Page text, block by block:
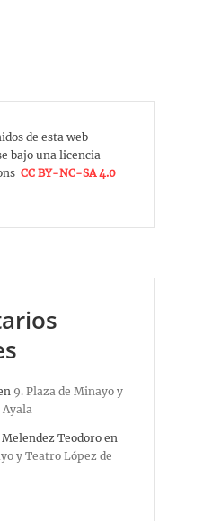
de esta web
bajo una licencia
CC BY-NC-SA 4.0
9. Plaza de Minayo y
Teodoro en
y Teatro López de